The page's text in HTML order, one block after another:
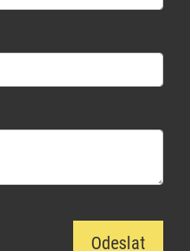
Odeslat